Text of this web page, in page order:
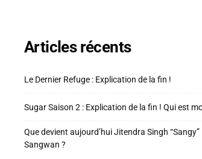
Articles récents
Le Dernier Refuge : Explication de la fin !
Sugar Saison 2 : Explication de la fin ! Qui est
Que devient aujourd’hui Jitendra Singh “Sangy”
Sangwan ?